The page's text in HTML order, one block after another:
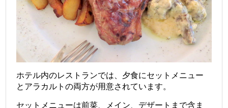
ホテル内のレストランでは、夕食にセットメニュー
とアラカルトの両方が用意されています。
セットメニューは前菜、メイン、デザートまで含ま